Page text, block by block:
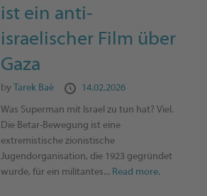
ist ein anti-
israelischer Film über
Gaza
by Tarek Baé 14.02.2026
Was Superman mit Israel zu tun hat? Viel.
Die Betar-Bewegung ist eine
extremistische zionistische
Jugendorganisation, die 1923 gegründet
wurde, für ein militantes... Read more.